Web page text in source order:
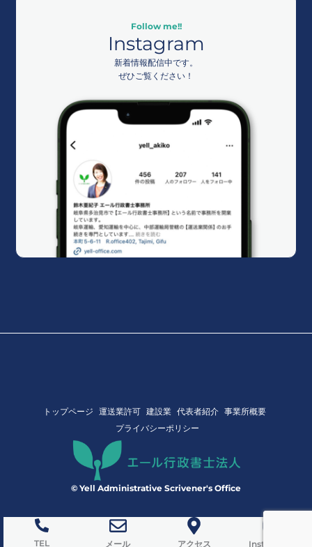
Follow me!!
Instagram
新着情報配信中です。
ぜひご覧ください！
トップページ 運送業許可 建設業 代表者紹介 事業所概要
プライバシーポリシー
© Yell Administrative Scrivener's Office
TEL メール アクセス Instagram